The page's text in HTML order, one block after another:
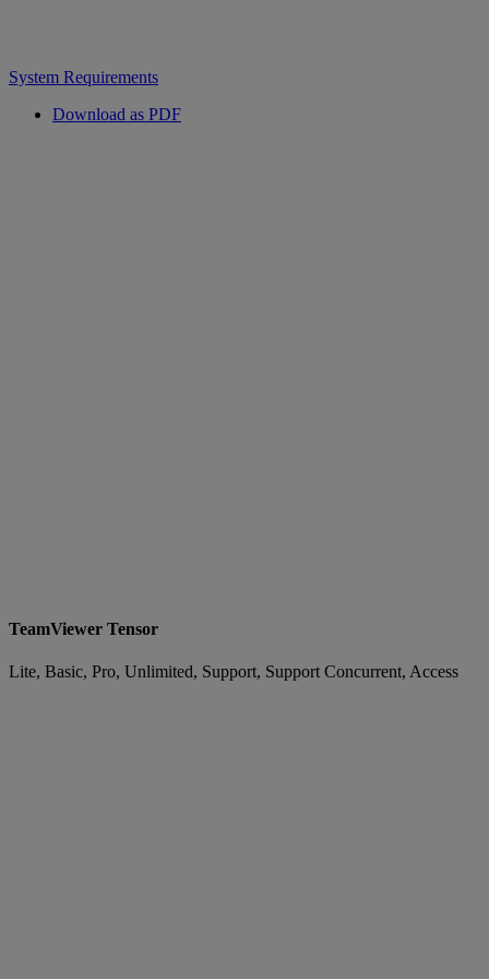
System Requirements
Download as PDF
TeamViewer Tensor
Lite, Basic, Pro, Unlimited, Support, Support Concurrent, Access